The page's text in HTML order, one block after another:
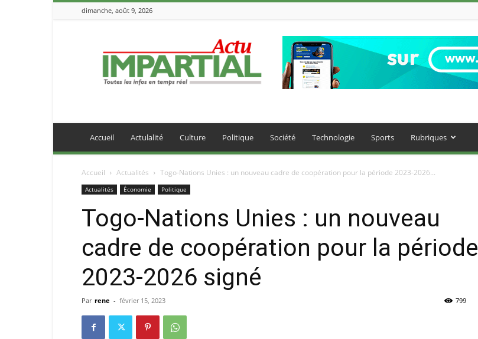
dimanche, août 9, 2026
IMPARTIALACTU
Accueil Actulalité Culture Politique Société Technologie Sports Rubriques
Accueil Actualités Togo-Nations Unies : un nouveau cadre de coopération pour la période 2023-2026...
Actualités Économie Politique
Togo-Nations Unies : un nouveau
cadre de coopération pour la période
2023-2026 signé
Par rene - février 15, 2023 799